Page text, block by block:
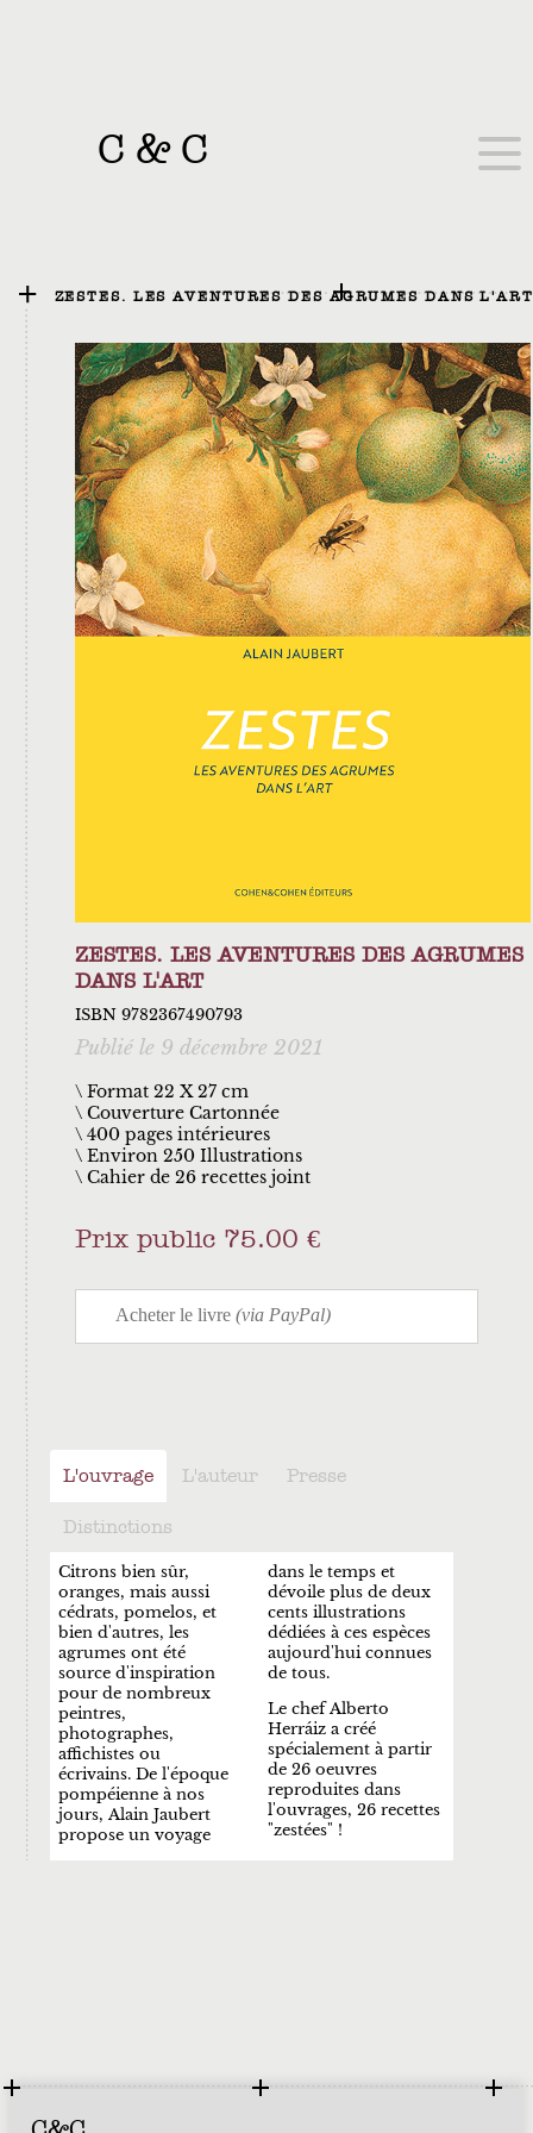
C &C
ZESTES. LES AVENTURES DES AGRUMES DANS L'ART
ZESTES. LES AVENTURES DES AGRUMES
DANS L'ART
ISBN 9782367490793
Publié le 9 décembre 2021
\ Format 22 X 27 cm
Couverture Cartonnée
400 pages intérieures
Environ 250 Illustrations
Cahier de 26 recettes joint
Prix public 75.00 €
L'ouvrage L'auteur Presse
Distinctions
Citrons bien sûr,
oranges, mais aussi
cédrats, pomelos, et
bien d'autres, les
agrumes ont été
source d'inspiration
pour de nombreux
peintres,
photographes,
affichistes ou
écrivains. De l'époque
pompéienne à nos
jours, Alain Jaubert
propose un voyage
dans le temps et
dévoile plus de deux
cents illustrations
dédiées à ces espèces
aujourd'hui connues
de tous.
Le chef Alberto
Herráiz a créé
spécialement à partir
de 26 oeuvres
reproduites dans
l'ouvrages, 26 recettes
"zestées" !